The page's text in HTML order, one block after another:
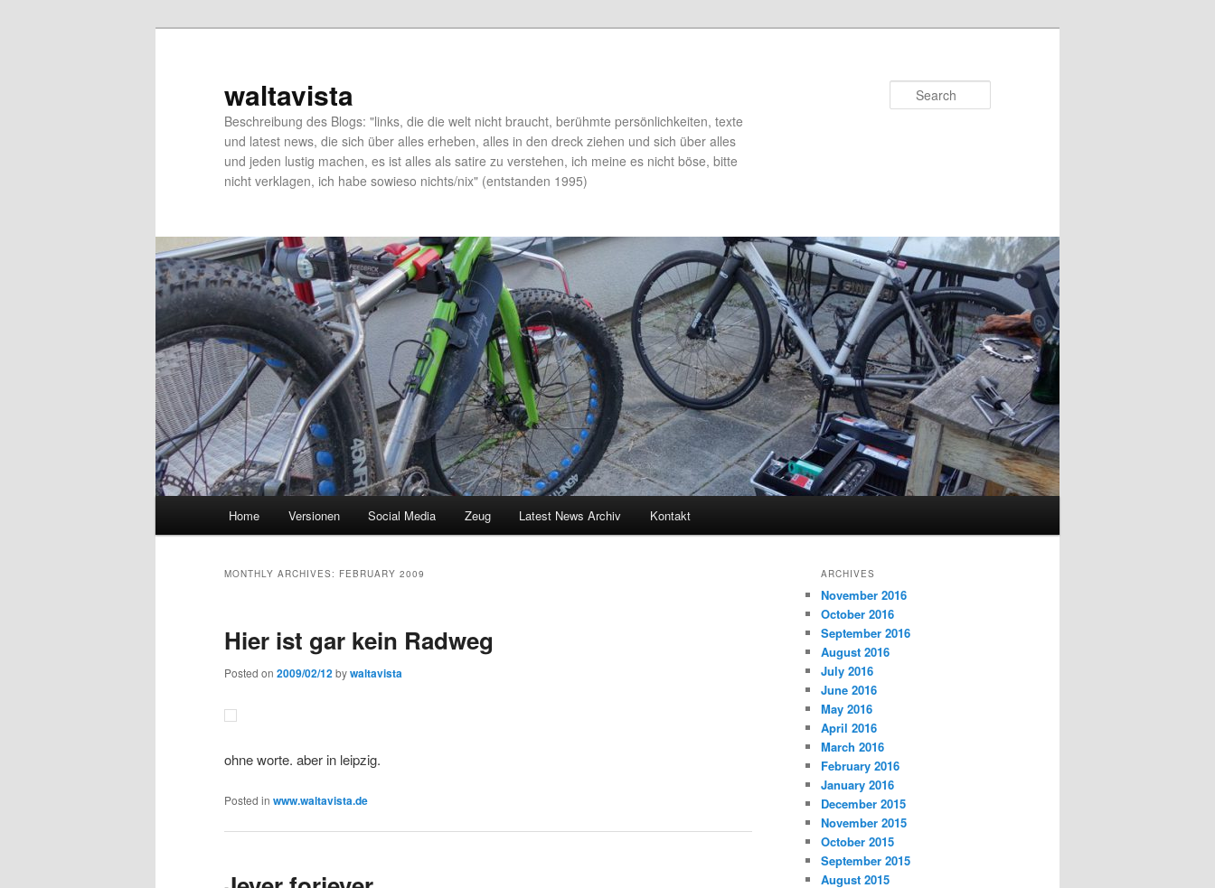
waltavista
Beschreibung des Blogs: "links, die die welt nicht braucht, berühmte persönlichkeiten, texte
und latest news, die sich über alles erheben, alles in den dreck ziehen und sich über alles
und jeden lustig machen, es ist alles als satire zu verstehen, ich meine es nicht böse, bitte
nicht verklagen, ich habe sowieso nichts/nix" (entstanden 1995)
Home Versionen Social Media Zeug Latest News Archiv Kontakt
MONTHLY ARCHIVES: FEBRUARY 2009
Hier ist gar kein Radweg
Posted on 2009/02/12bywaltavista
ohne worte. aber in leipzig.
Posted in www.waltavista.de
ARCHIVES
November 2016
October 2016
September 2016
August 2016
July 2016
June 2016
May 2016
April 2016
March 2016
February 2016
January 2016
December 2015
November 2015
October 2015
September 2015
August 2015